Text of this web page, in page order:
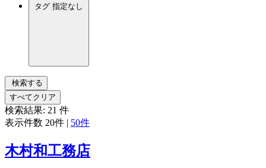
タグ 指定なし
検索する
すべてクリア
検索結果: 21 件
表示件数 20件 | 50件
木村和工務店